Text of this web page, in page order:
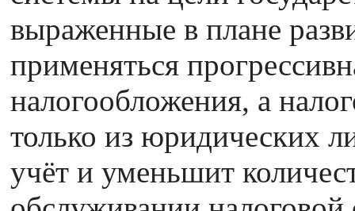
выраженные в плане
применяться
налогообложения, а
только из юридических
учёт и уменьшит